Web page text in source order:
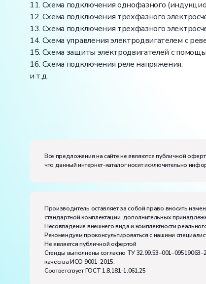
11. Схема подключения однофазного
12. Схема подключения трехфазного
13. Схема подключения трехфазного
14. Схема управления электродвигателем с
15. Схема защиты электродвигателей с
16. Схема подключения реле напряжения;
и т.д.
Класс защиты от поражения электрическим
Диапазон рабочих температур, ˚С:+10…+35
Все предложения на сайте не являются публичной
что данный интернет-каталог носит исключительно
Производитель оставляет за собой право вносить
стандартной комплектации, дополнительных
Несовпадение внешнего вида и комплектности
Рекомендуем проконсультироваться с нашими
Не является публичной офертой
Стенды выполнены согласно ТУ
качества ИСО 9001–2015.
Соответствует ГОСТ 1.8.181-1.061.25